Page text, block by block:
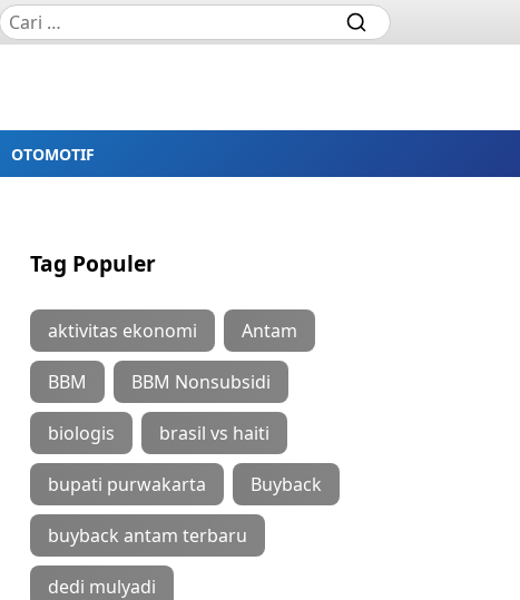
OTOMOTIF
Tag Populer
aktivitas ekonomi Antam
BBM BBM Nonsubsidi
biologis brasil vs haiti
bupati purwakarta Buyback
buyback antam terbaru
dedi mulyadi